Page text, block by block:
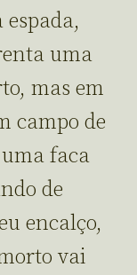
uma
mas em
campo de
faca
de
encalço,
vai